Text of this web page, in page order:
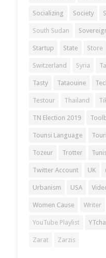
Socializing Society
South Sudan
Startup State Store
Switzerland Syria
Tasty Tataouine
Testour Thailand
TN Election 2019
Tounsi Language
Tozeur Trotter
Twitter Account UK
Urbanism USA
Women Cause Writer
YouTube Playlist
Zarat Zarzis